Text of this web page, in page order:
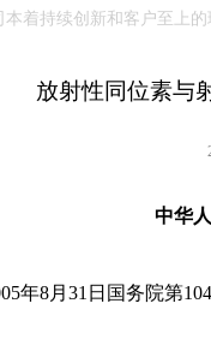
本着持续创新和客户至上
放射性同位素与
中华
年8月31日国务院第104